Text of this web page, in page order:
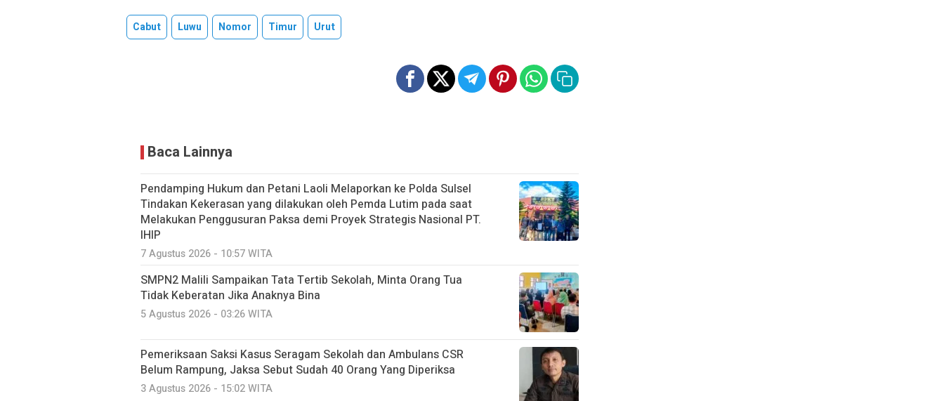
Cabut Luwu Nomor Timur Urut
Baca Lainnya
Pendamping Hukum dan Petani Laoli Melaporkan ke Polda Sulsel
Tindakan Kekerasan yang dilakukan oleh Pemda Lutim pada saat
Melakukan Penggusuran Paksa demi Proyek Strategis Nasional PT.
IHIP
7 Agustus 2026 - 10:57 WITA
SMPN2 Malili Sampaikan Tata Tertib Sekolah, Minta Orang Tua
Tidak Keberatan Jika Anaknya Bina
5 Agustus 2026 - 03:26 WITA
Pemeriksaan Saksi Kasus Seragam Sekolah dan Ambulans CSR
Belum Rampung, Jaksa Sebut Sudah 40 Orang Yang Diperiksa
3 Agustus 2026 - 15:02 WITA